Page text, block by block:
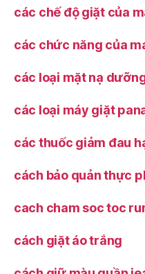
các chế độ giặt của
các chức năng của
các loại mặt nạ
các loại máy giặt
các thuốc giảm đau
cách bảo quản thực
cach cham soc toc
cách giặt áo trắng